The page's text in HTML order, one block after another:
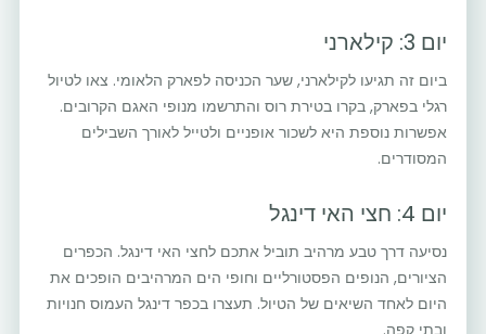
יום 3: קילארני
ביום זה תגיעו לקילארני, שער הכניסה לפארק הלאומי. צאו לטיול
רגלי בפארק, בקרו בטירת רוס והתרשמו מנופי האגם הקרובים.
אפשרות נוספת היא לשכור אופניים ולטייל לאורך השבילים
המסודרים.
יום 4: חצי האי דינגל
נסיעה דרך טבע מרהיב תוביל אתכם לחצי האי דינגל. הכפרים
הציורים, הנופים הפסטורליים וחופי הים המרהיבים הופכים את
היום לאחד השיאים של הטיול. תעצרו בכפר דינגל העמוס חנויות